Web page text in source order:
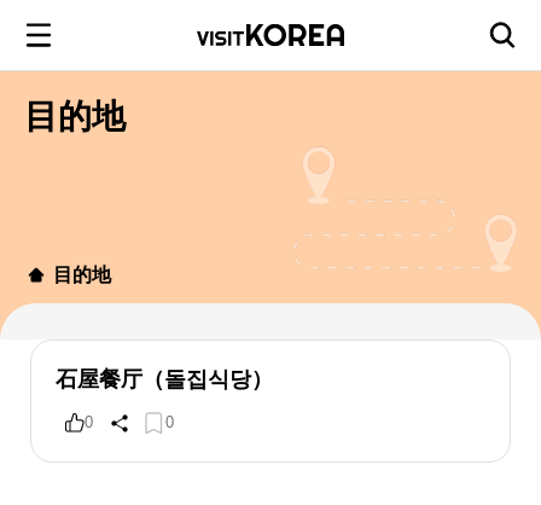
目的地
目的地
石屋餐厅（돌집식당）
0 0